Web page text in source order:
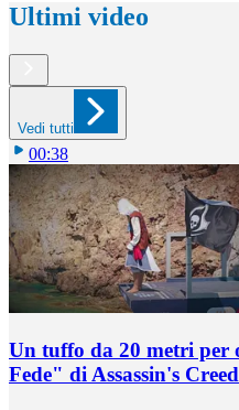
Ultimi video
Vedi tutti
00:38
Un tuffo da 20 metri per
Fede" di Assassin's Creed